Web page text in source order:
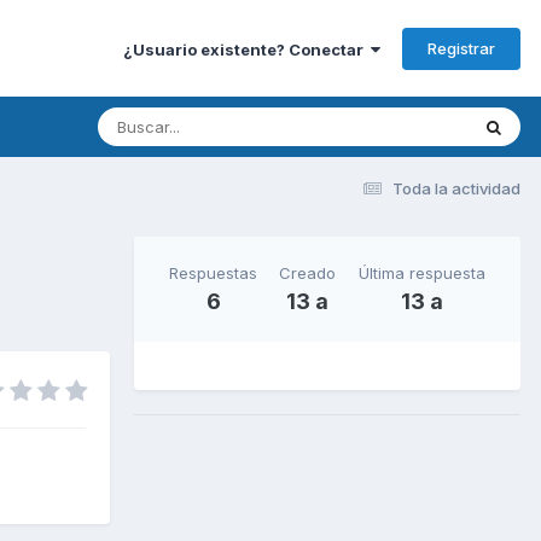
¿Usuario existente? Conectar Registrar
Toda la actividad
Respuestas
6
Creado
13 a
Última respuesta
13 a